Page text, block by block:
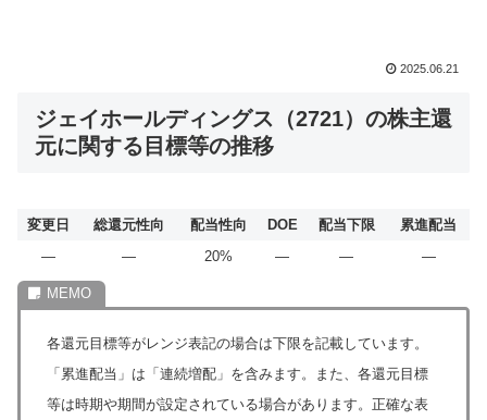
2025.06.21
ジェイホールディングス（2721）の株主還
元に関する目標等の推移
変更日 総還元性向 配当性向 DOE 配当下限
累進配当
―
― 20% ― ― ―
各還元目標等がレンジ表記の場合は下限を記載しています。
「累進配当」は「連続増配」を含みます。また、各還元目標
等は時期や期間が設定されている場合があります。正確な表